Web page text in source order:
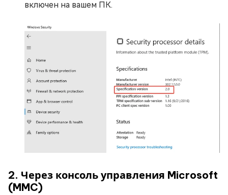
включен на вашем ПК.
2. Через консоль управления Microsoft
(MMC)